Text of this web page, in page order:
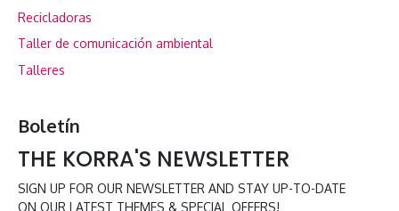
Recicladoras
Taller de comunicación ambiental
Talleres
Boletín
THE KORRA'S NEWSLETTER
SIGN UP FOR OUR NEWSLETTER AND STAY UP-TO-DATE
ON OUR LATEST THEMES & SPECIAL OFFERS!